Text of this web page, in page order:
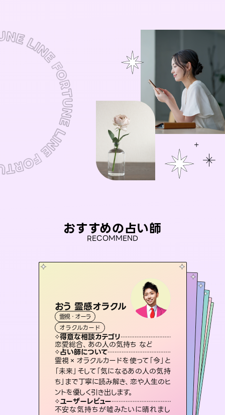
おすすめの占い師
RECOMMEND
おう 霊感オラクル
霊視・オーラ
オラクルカード
得意な相談カテゴリ
恋愛総合、あの人の気持ち など
占い師について
霊視×オラクルカードを使って「今」と
「未来」そして「気になるあの人の気持
ち」まで丁寧に読み解き、恋や人生のヒ
ントを優しく引き出します。
ユーザーレビュー
不安な気持ちが嘘みたいに晴れまし
アイリス -iris-
西洋占星術
ルーン
得意な相談カテゴリ
恋愛総合、片想い、二人の未来 など
占い師について
復縁、恋愛、不倫の行方、同性愛や片
思い、仕事関係や借金問題まで知りた
いことや心の負担になっていることを
紐解き、背中をそっと押して導きます。
ユーザーレビュー
安心感のあり、言い切ってくれる所や濁
さない鑑定のおかげで、毎回自分の気
未来視師＊花
霊視・オーラ
スピリチュアル・リーディング
得意な相談カテゴリ
出逢い、片想い、復縁 など
占い師について
未来には何パターンもの選択肢があり
ます。不安で視えにくくなっているあな
たの素敵な未来を見つけ、その未来を
選択できるようアドバイスします。
ユーザーレビュー
職場の人の性質や人間関係、本心など
本当によく視えていてびっくり。対策が
彗望
霊視・オーラ
スピリチュアル・リーディング
得意な相談カテゴリ
片想い、あの人の気持ち、復縁 など
占い師について
3,700年以上の歴史を持つ東洋最古の占術「易占」で詳細まで占い、幸せへ向かう道筋を示します。厳しい結果にも具体的な対策をお伝えします。
ユーザーレビュー
複雑な背景もしっかり聞いて鑑定して
いただけました。気持ちが楽になりまし
スピリチュアル・リーディング
得意な相談カテゴリ
片想い、あの人の気持ち、復縁 など
占い師について
恋愛のお悩みの中でも特に「曖昧な関
係」の相談を得意としており、友達以上
恋人未満なお相手との今後や本音を丁
寧に読み解き恋愛成就へと導きます。
ユーザーレビュー
鑑定していただいてアドバイス通りに行
動すると仲が復活してきました。ありが
霊視・オーラ タロット
スピリチュアル・リーディング
得意な相談カテゴリ
片想い、二人の未来、年の差 など
占い師について
連絡再開、復縁、成就などの報告実績
多数。セラピストとして2万超の施術経
験があるからこそできる鑑定で、より良
い未来をサポートします。
ユーザーレビュー
とても心温まる鑑定でした。しかもこち
らは何も言っていないのに視えていらっ